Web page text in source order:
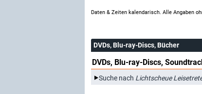
Daten & Zeiten kalendarisch. Alle Angaben
DVDs, Blu-ray-Discs, Bücher
DVDs, Blu-ray-Discs,
Suche nach Lichtscheue